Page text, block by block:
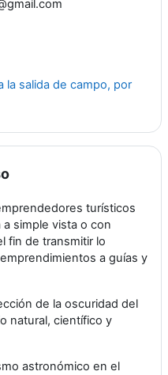
la salida de campo, por
turísticos
simple vista o con
fin de transmitir lo
a guías y
de la oscuridad del
natural, científico y
astronómico en el